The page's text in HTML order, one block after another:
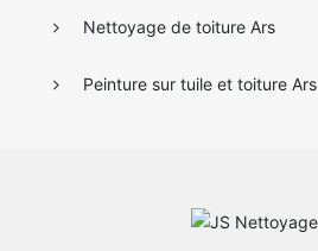
Nettoyage de toiture Ars
Peinture sur tuile et toiture Ars